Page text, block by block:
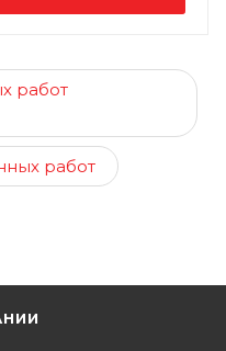
работ
работ